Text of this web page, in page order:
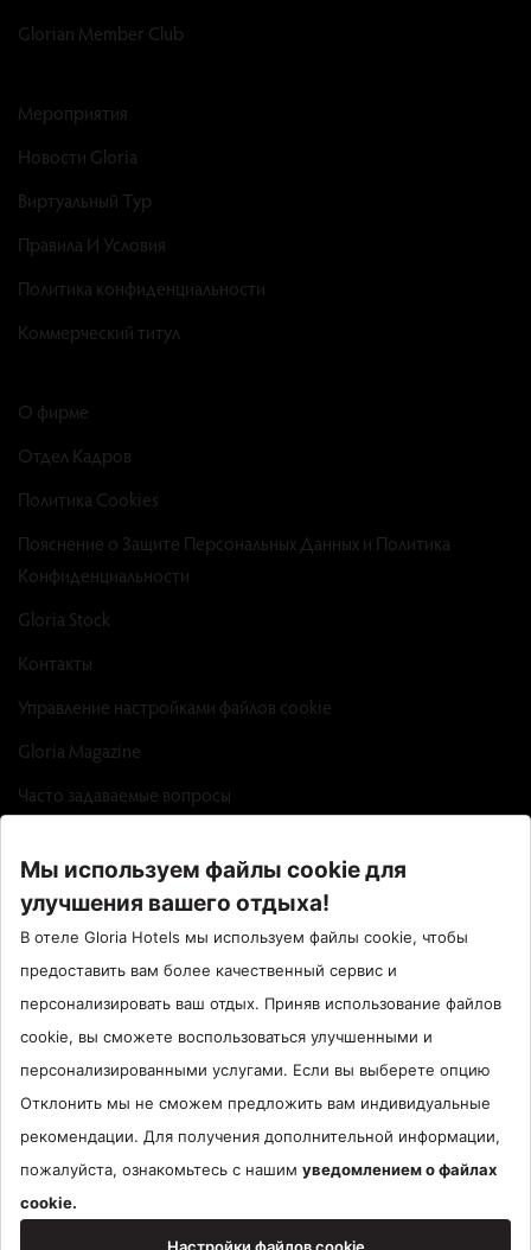
Glorian Member Club
Мероприятия
Новости Gloria
Виртуальный Тур
Правила И Условия
Политика конфиденциальности
Коммерческий титул
О фирме
Отдел Кадров
Политика Cookies
Пояснение о Защите Персональных Данных и Политика
Конфиденциальности
Gloria Stock
Контакты
Управление настройками файлов cookie
Gloria Magazine
Часто задаваемые вопросы
Call Center : 90 242 710 06 00
Отель Сантрал : 90534 461 97 97
Gloria Hotels & Resorts Является торговой маркой